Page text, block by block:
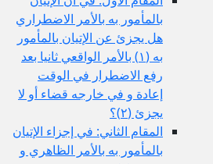
بالمأمور به بالأمر الاضطراري
هل يجزئ عن الإتيان بالمأمور
به (١) بالأمر الواقعي ثانيا بعد
رفع الاضطرار في الوقت
إعادة و في خارجه قضاء أو لا
يجزئ (٢)؟
المقام الثاني: في إجزاء الإتيان
بالمأمور به بالأمر الظاهري و